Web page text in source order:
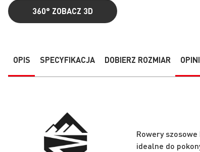
360° ZOBACZ 3D
galerii
OPIS
Rowery
idealne do
SPECYFIKACJA DOBIERZ ROZMIAR